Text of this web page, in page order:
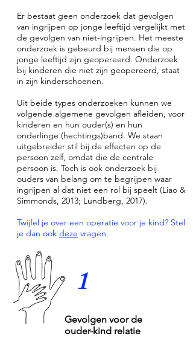
Er bestaat geen onderzoek dat gevolgen
van ingrijpen op jonge leeftijd vergelijkt met
de gevolgen van niet-ingrijpen. Het meeste
onderzoek is gebeurd bij mensen die op
jonge leeftijd zijn geopereerd. Onderzoek
bij kinderen die niet zijn geopereerd, staat
in zijn kinderschoenen.
Uit beide types onderzoeken kunnen we
volgende algemene gevolgen afleiden, voor
kinderen en hun ouder(s) en hun
onderlinge (hechtings)band. We staan
uitgebreider stil bij de effecten op de
persoon zelf, omdat die de centrale
persoon is. Toch is ook onderzoek bij
ouders van belang om te begrijpen waar
ingrijpen al dat niet een rol bij speelt (Liao &
Simmonds, 2013; Lundberg, 2017).
Twijfel je over een operatie voor je kind? Stel
je dan ook deze vragen.
1
Gevolgen voor de
ouder-kind relatie